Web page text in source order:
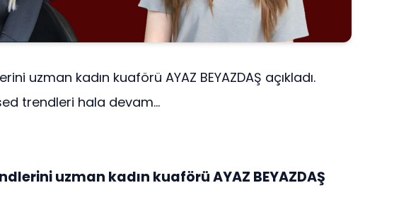
uzman kadın kuaförü AYAZ BEYAZDAŞ açıkladı.
trendleri hala devam...
uzman kadın kuaförü AYAZ BEYAZDAŞ